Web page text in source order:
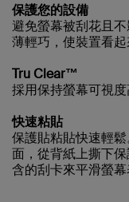
保護您的設備
避免螢幕被刮花且
薄輕巧，使裝置看起
Tru Clear™
採用保持螢幕可視
快速粘貼
保護貼粘貼快速輕
面，從背紙上撕下
含的刮卡來平滑螢幕